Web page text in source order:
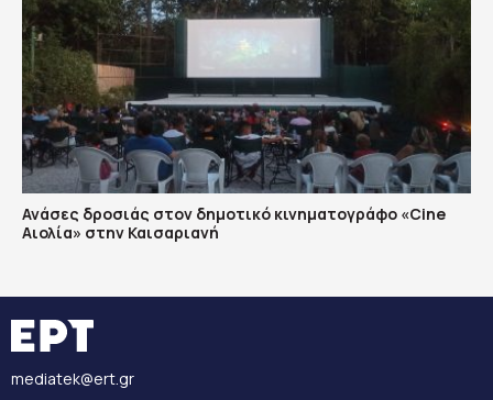
Ανάσες δροσιάς στον δημοτικό κινηματογράφο «Cine
Αιολία» στην Καισαριανή
mediatek@ert.gr